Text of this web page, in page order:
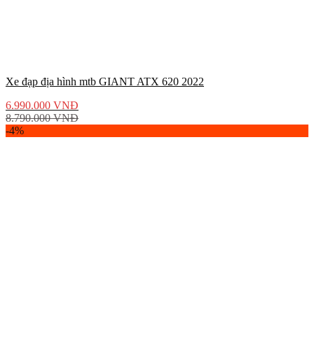
Xe đạp địa hình mtb GIANT ATX 620 2022
6.990.000 VNĐ
8.790.000VNĐ
-4%